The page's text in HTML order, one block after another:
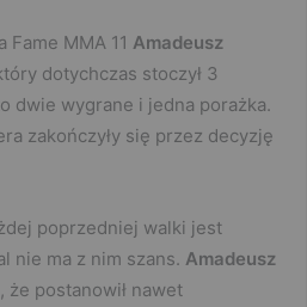
MMA 11 Amadeusz
dotychczas stoczył 3
dwie wygrane i jedna porażka.
zakończyły się przez decyzję
poprzedniej walki jest
nie ma z nim szans. Amadeusz
postanowił nawet